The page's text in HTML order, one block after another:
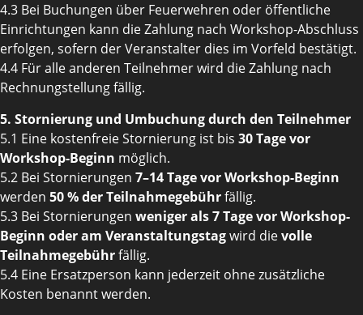
4.3 Bei Buchungen über Feuerwehren oder öffentliche
Einrichtungen kann die Zahlung nach Workshop-Abschluss
erfolgen, sofern der Veranstalter dies im Vorfeld bestätigt.
4.4 Für alle anderen Teilnehmer wird die Zahlung nach
Rechnungstellung fällig.
5. Stornierung und Umbuchung durch den Teilnehmer
5.1 Eine kostenfreie Stornierung ist bis 30 Tage vor
Workshop-Beginn möglich.
5.2 Bei Stornierungen 7–14 Tage vor Workshop-Beginn
werden 50 % der Teilnahmegebührfällig.
5.3 Bei Stornierungen weniger als 7 Tage vor Workshop-
Beginn oder am Veranstaltungstagwird dievolle
Teilnahmegebührfällig.
5.4 Eine Ersatzperson kann jederzeit ohne zusätzliche
Kosten benannt werden.